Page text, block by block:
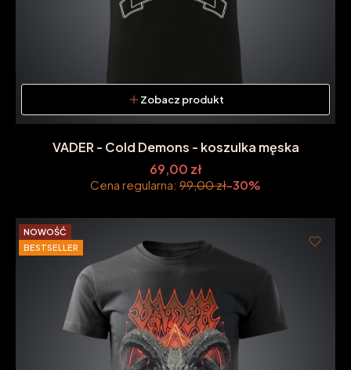
Zobacz produkt
VADER - Cold Demons - koszulka męska
69,00 zł
Cena regularna: 99,00 zł-30%
BESTSELLER
NOWOŚĆ